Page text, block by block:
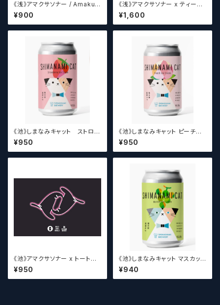
《浅》アマクサソナー / Amakus
a sonar MAGIC CIRCLE 【ク
ラフトビールシザーズ】
¥900
《浅》アマクサソナー x ティーン
エイジ x ウィッチクラフト / Am
akusa sonar x Teenage Br
ewing ×WITCH CRAFT Tee
¥1,600
《池》しまなみキャット ストロベ
リーアイスクリーム 【クラフトビ
ールシザーズ】
¥950
《池》しまなみキャット ピーチア
イスクリーム 【クラフトビールシ
ザーズ】
¥950
《池》アマクサソナー x トートピ
ア x ウィッチクラフト 移転フォビ
ア / Amakusa sonar x Toto
pia ×WITCH CRAFT Itenph
¥950
《池》しまなみキャット マスカット
アイスクリーム 【クラフトビール
シザーズ】
¥940